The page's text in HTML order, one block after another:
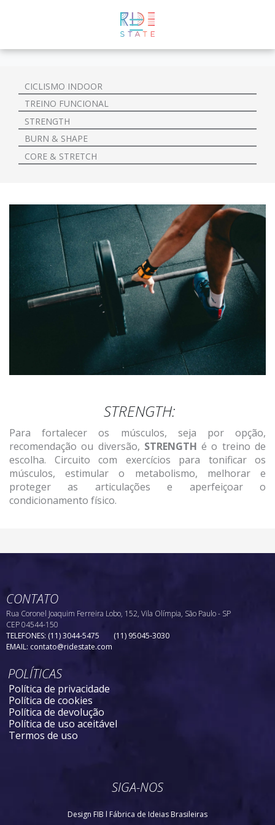
CICLISMO INDOOR
TREINO FUNCIONAL
STRENGTH
BURN & SHAPE
CORE & STRETCH
STRENGTH:
Para fortalecer os músculos, seja por opção,
recomendação ou diversão, STRENGTH é o treino de
escolha. Circuito com exercícios para tonificar os
músculos, estimular o metabolismo, melhorar e
proteger as articulações e aperfeiçoar o
condicionamento físico.
CONTATO
Rua Coronel Joaquim Ferreira Lobo, 152, Vila Olímpia, São Paulo - SP
CEP 04544-150
TELEFONES: (11) 3044-5475
(11) 95045-3030
EMAIL: contato@ridestate.com
POLÍTICAS
Política de privacidade
Política de cookies
Política de devolução
Política de uso aceitável
Termos de uso
SIGA-NOS
Design FIB l Fábrica de Ideias Brasileiras